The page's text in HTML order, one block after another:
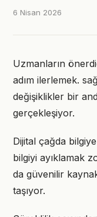
6 Nisan 2026
Uzmanların
adım ilerlemek.
değişiklikler bir
gerçekleşiyor.
Dijital çağda
bilgiyi ayıklamak
da güvenilir
taşıyor.